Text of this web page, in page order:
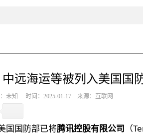
远海运等被列入美国国
未知 时间：2025-01-17 来源：互联网
国国防部已将腾讯控股有限公司 （